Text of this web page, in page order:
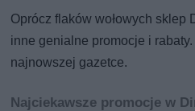
Oprócz flaków wołowych sklep
inne genialne promocje i
najnowszej gazetce.
Najciekawsze promocje w